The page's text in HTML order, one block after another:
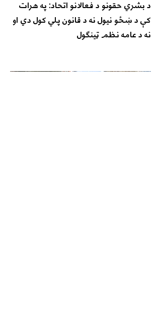
د بشري حقونو د فعالانو اتحاد: په هرات
کې د ښځو نیول نه د قانون پلي کول دي او
نه د عامه نظم ټینګول